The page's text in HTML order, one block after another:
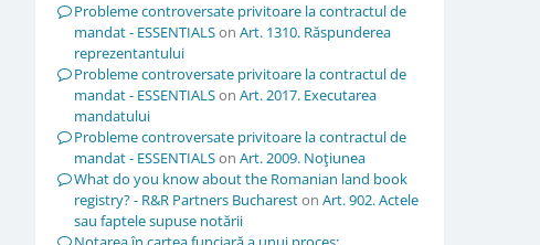
Probleme controversate privitoare la contractul de
mandat - ESSENTIALSon Art. 1310. Răspunderea
reprezentantului
Probleme controversate privitoare la contractul de
mandat - ESSENTIALSon Art. 2017. Executarea
mandatului
Probleme controversate privitoare la contractul de
mandat - ESSENTIALSon Art. 2009. Noţiunea
What do you know about the Romanian land book
registry? - R&R Partners Buchareston Art. 902. Actele
sau faptele supuse notării